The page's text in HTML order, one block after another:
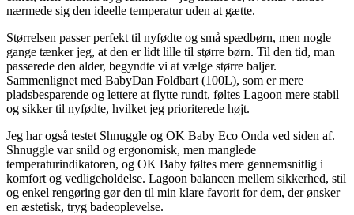
nærmede sig den ideelle temperatur uden at gætte.
Størrelsen passer perfekt til nyfødte og små spædbørn, men nogle
gange tænker jeg, at den er lidt lille til større børn. Til den tid, man
passerede den alder, begyndte vi at vælge større baljer.
Sammenlignet med BabyDan Foldbart (100L), som er mere
pladsbesparende og lettere at flytte rundt, føltes Lagoon mere stabil
og sikker til nyfødte, hvilket jeg prioriterede højt.
Jeg har også testet Shnuggle og OK Baby Eco Onda ved siden af.
Shnuggle var snild og ergonomisk, men manglede
temperaturindikatoren, og OK Baby føltes mere gennemsnitlig i
komfort og vedligeholdelse. Lagoon balancen mellem sikkerhed, stil
og enkel rengøring gør den til min klare favorit for dem, der ønsker
en æstetisk, tryg badeoplevelse.